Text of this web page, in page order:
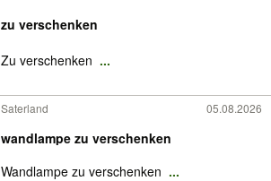
zu verschenken
Zu verschenken ...
Saterland 05.08.2026
wandlampe zu verschenken
Wandlampe zu verschenken ...